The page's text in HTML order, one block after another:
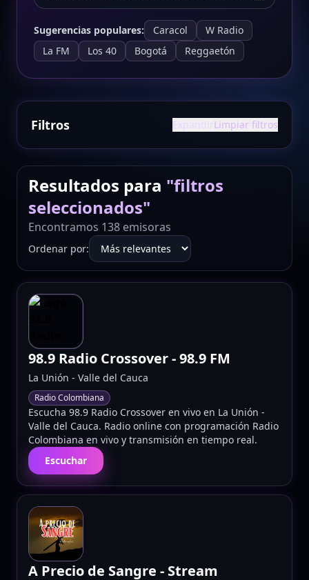
Sugerencias populares: Caracol
W Radio
La FM
Los 40 Bogotá Reggaetón
Filtros ExpandirLimpiar filtros
Resultados para "filtros
seleccionados"
Encontramos 138 emisoras
Ordenar por:
98.9 Radio Crossover- 98.9 FM
La Unión - Valle del Cauca
Radio Colombiana
Escucha 98.9 Radio Crossover en vivo en La Unión -
Valle del Cauca. Radio online con programación Radio
Colombiana en vivo y transmisión en tiempo real.
Escuchar
A Precio de Sangre - Stream